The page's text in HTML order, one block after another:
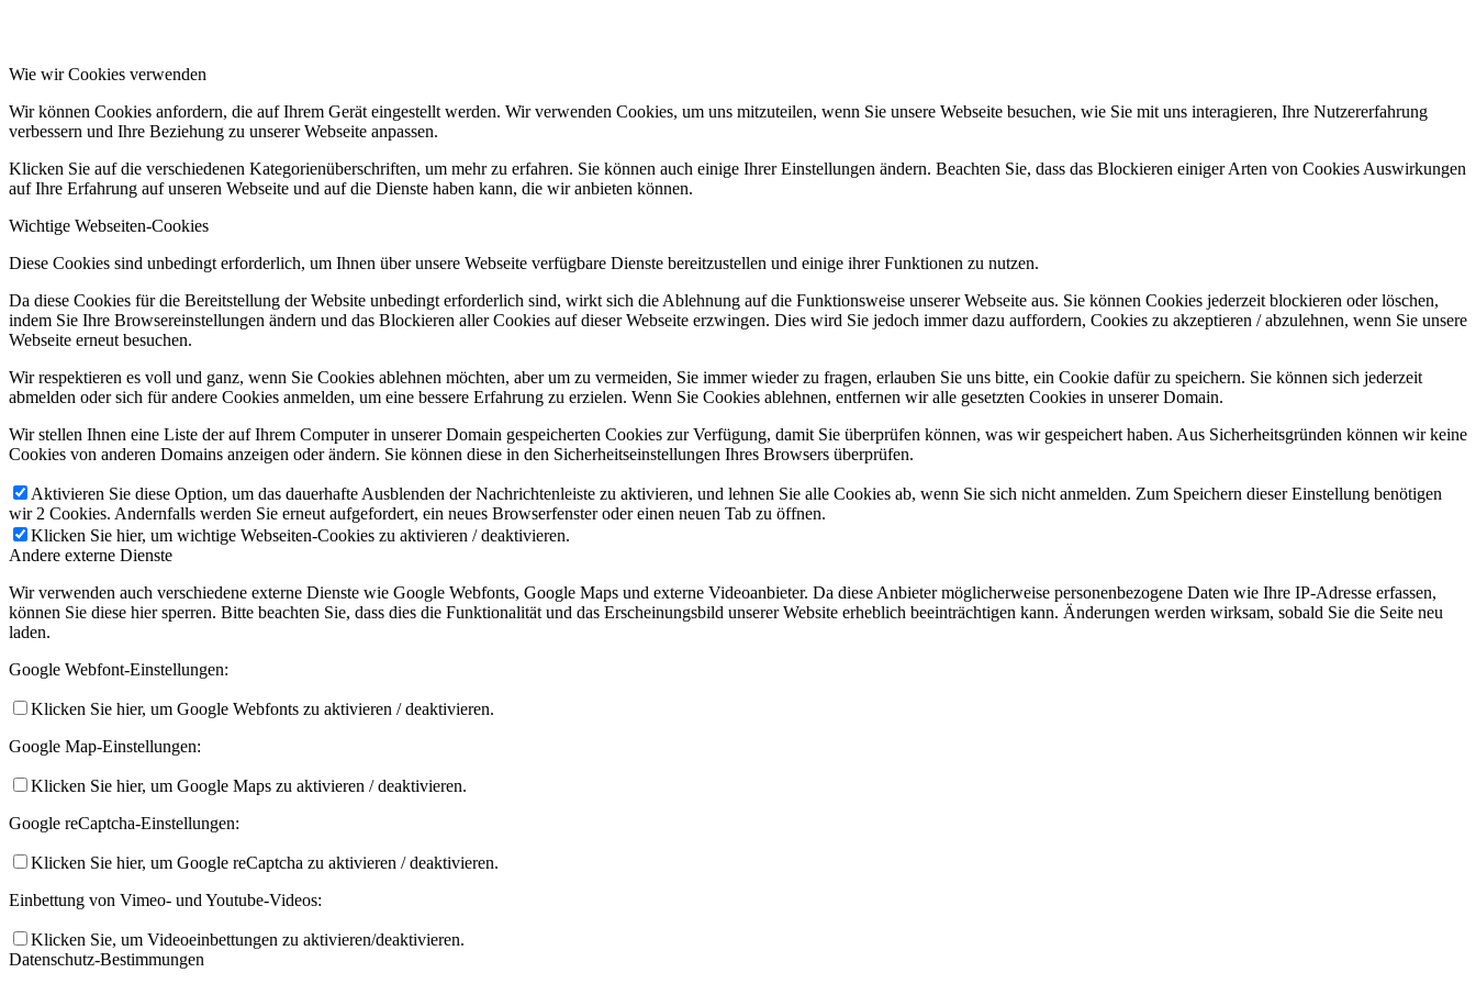
Wie wir Cookies verwenden
Wir können Cookies anfordern, die auf Ihrem Gerät eingestellt werden. Wir verwenden Cookies, um uns mitzuteilen, wenn Sie unsere Webseite besuchen, wie Sie mit uns interagieren, Ihre Nutzererfahrung
verbessern und Ihre Beziehung zu unserer Webseite anpassen.
Klicken Sie auf die verschiedenen Kategorienüberschriften, um mehr zu erfahren. Sie können auch einige Ihrer Einstellungen ändern. Beachten Sie, dass das Blockieren einiger Arten von Cookies Auswirkungen
auf Ihre Erfahrung auf unseren Webseite und auf die Dienste haben kann, die wir anbieten können.
Wichtige Webseiten-Cookies
Diese Cookies sind unbedingt erforderlich, um Ihnen über unsere Webseite verfügbare Dienste bereitzustellen und einige ihrer Funktionen zu nutzen.
Da diese Cookies für die Bereitstellung der Website unbedingt erforderlich sind, wirkt sich die Ablehnung auf die Funktionsweise unserer Webseite aus. Sie können Cookies jederzeit blockieren oder löschen,
indem Sie Ihre Browsereinstellungen ändern und das Blockieren aller Cookies auf dieser Webseite erzwingen. Dies wird Sie jedoch immer dazu auffordern, Cookies zu akzeptieren / abzulehnen, wenn Sie unsere
Webseite erneut besuchen.
Wir respektieren es voll und ganz, wenn Sie Cookies ablehnen möchten, aber um zu vermeiden, Sie immer wieder zu fragen, erlauben Sie uns bitte, ein Cookie dafür zu speichern. Sie können sich jederzeit
abmelden oder sich für andere Cookies anmelden, um eine bessere Erfahrung zu erzielen. Wenn Sie Cookies ablehnen, entfernen wir alle gesetzten Cookies in unserer Domain.
Wir stellen Ihnen eine Liste der auf Ihrem Computer in unserer Domain gespeicherten Cookies zur Verfügung, damit Sie überprüfen können, was wir gespeichert haben. Aus Sicherheitsgründen können wir keine
Cookies von anderen Domains anzeigen oder ändern. Sie können diese in den Sicherheitseinstellungen Ihres Browsers überprüfen.
Aktivieren Sie diese Option, um das dauerhafte Ausblenden der Nachrichtenleiste zu aktivieren, und lehnen Sie alle Cookies ab, wenn Sie sich nicht anmelden. Zum Speichern dieser Einstellung benötigen
wir 2 Cookies. Andernfalls werden Sie erneut aufgefordert, ein neues Browserfenster oder einen neuen Tab zu öffnen.
Klicken Sie hier, um wichtige Webseiten-Cookies zu aktivieren / deaktivieren.
Andere externe Dienste
Wir verwenden auch verschiedene externe Dienste wie Google Webfonts, Google Maps und externe Videoanbieter. Da diese Anbieter möglicherweise personenbezogene Daten wie Ihre IP-Adresse erfassen,
können Sie diese hier sperren. Bitte beachten Sie, dass dies die Funktionalität und das Erscheinungsbild unserer Website erheblich beeinträchtigen kann. Änderungen werden wirksam, sobald Sie die Seite neu
laden.
Google Webfont-Einstellungen:
Klicken Sie hier, um Google Webfonts zu aktivieren / deaktivieren.
Google Map-Einstellungen:
Klicken Sie hier, um Google Maps zu aktivieren / deaktivieren.
Google reCaptcha-Einstellungen:
Klicken Sie hier, um Google reCaptcha zu aktivieren / deaktivieren.
Einbettung von Vimeo- und Youtube-Videos:
Klicken Sie, um Videoeinbettungen zu aktivieren/deaktivieren.
Datenschutz-Bestimmungen